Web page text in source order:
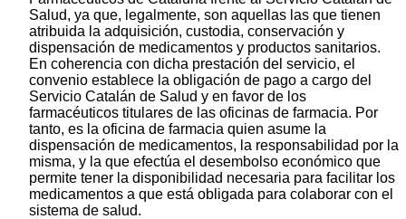
Salud, ya que, legalmente, son aquellas las que tienen
atribuida la adquisición, custodia, conservación y
dispensación de medicamentos y productos sanitarios.
En coherencia con dicha prestación del servicio, el
convenio establece la obligación de pago a cargo del
Servicio Catalán de Salud y en favor de los
farmacéuticos titulares de las oficinas de farmacia. Por
tanto, es la oficina de farmacia quien asume la
dispensación de medicamentos, la responsabilidad por la
misma, y la que efectúa el desembolso económico que
permite tener la disponibilidad necesaria para facilitar los
medicamentos a que está obligada para colaborar con el
sistema de salud.